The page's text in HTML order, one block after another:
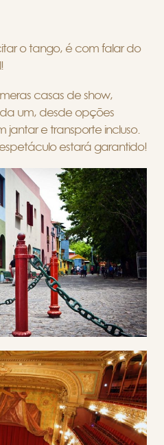
o tango, é com falar do
casas de show,
um, desde opções
e transporte incluso.
estará garantido!